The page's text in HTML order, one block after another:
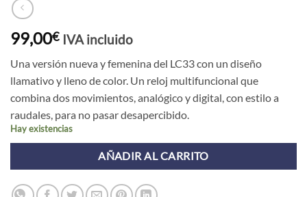
99,00€ IVA incluido
Una versión nueva y femenina del LC33 con un diseño
llamativo y lleno de color. Un reloj multifuncional que
combina dos movimientos, analógico y digital, con estilo a
raudales, para no pasar desapercibido.
Hay existencias
AÑADIR AL CARRITO